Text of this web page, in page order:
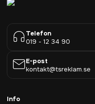
Telefon
019 - 12 34 90
E-post
kontakt@tsreklam.se
Info